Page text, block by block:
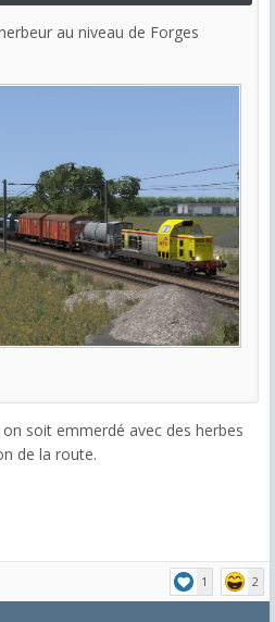
au niveau de Forges
soit emmerdé avec des herbes
de la route.
1 2